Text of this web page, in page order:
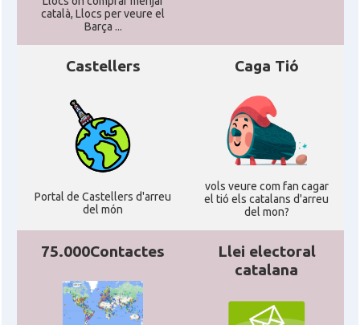
català, Llocs per veure el
Barça ...
Castellers
Portal de Castellers d'arreu
del món
Caga Tió
vols veure com fan cagar
el tió els catalans d'arreu
del mon?
75.000Contactes
Llei electoral
catalana